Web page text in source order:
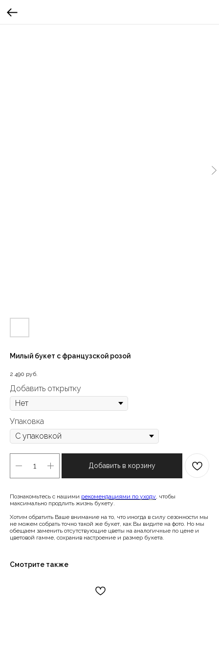
Милый букет с французской розой
2 490 руб.
Добавить открытку
Упаковка
Добавить в корзину
Познакомьтесь с нашими рекомендациями по уходу, чтобы
максимально продлить жизнь букету.
Хотим обратить Ваше внимание на то, что иногда в силу сезонности мы
не можем собрать точно такой же букет, как Вы видите на фото. Но мы
обещаем заменить отсутствующие цветы на аналогичные по цене и
цветовой гамме, сохранив настроение и размер букета.
Смотрите также